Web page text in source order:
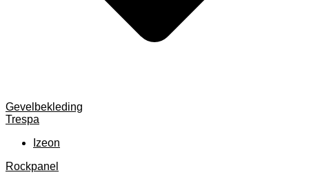
Gevelbekleding
Trespa
Izeon
Rockpanel